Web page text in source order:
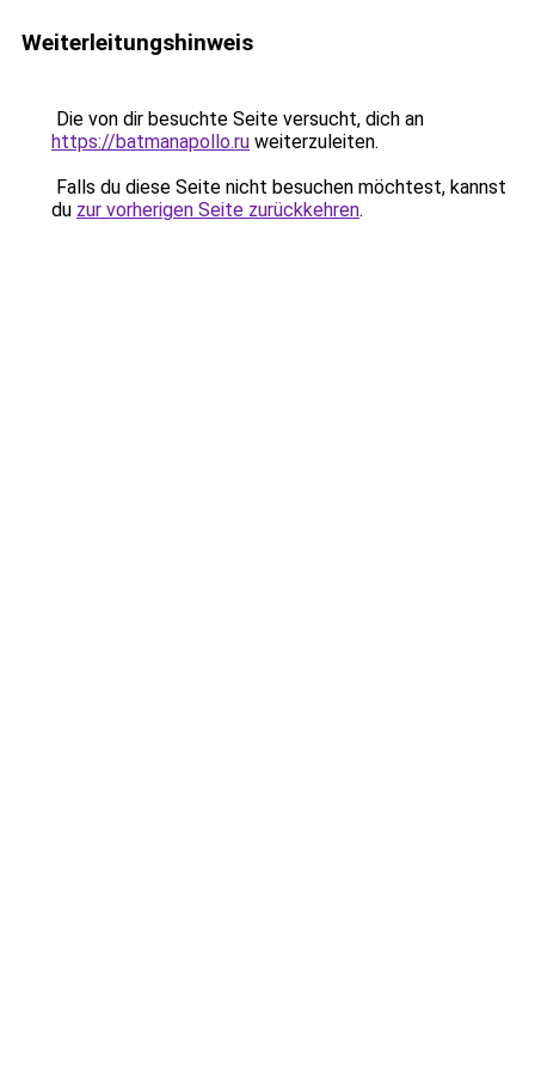
Weiterleitungshinweis
Die von dir besuchte Seite versucht, dich an
https://batmanapollo.ru weiterzuleiten.
Falls du diese Seite nicht besuchen möchtest, kannst
du zur vorherigen Seite zurückkehren.